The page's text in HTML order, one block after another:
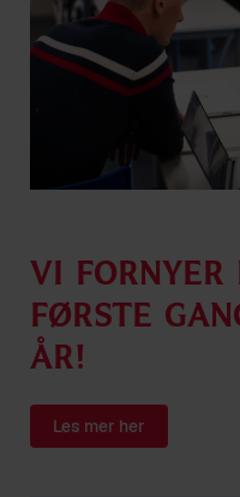
Vi fornyer
første
år!
Les mer her